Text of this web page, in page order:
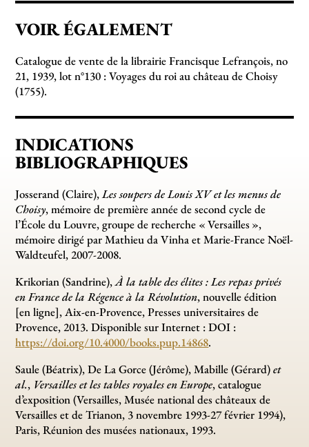
VOIR ÉGALEMENT
Catalogue de vente de la librairie Francisque Lefrançois, no
21, 1939, lot n°130 : Voyages du roi au château de Choisy
(1755).
INDICATIONS
BIBLIOGRAPHIQUES
Josserand (Claire),Les soupers de Louis XV et les menus de
Choisy, mémoire de première année de second cycle de
l’École du Louvre, groupe de recherche «Versailles »,
mémoire dirigé par Mathieu da Vinha et Marie-France Noël-
Waldteufel, 2007-2008.
Krikorian (Sandrine),À la table des élites : Les repas privés
en France de la Régence à la Révolution, nouvelle édition
[en ligne], Aix-en-Provence, Presses universitaires de
Provence, 2013. Disponible sur Internet : DOI :
https://doi.org/10.4000/books.pup.14868.
Saule (Béatrix), De La Gorce (Jérôme), Mabille (Gérard)et
al., Versailles et les tables royales en Europe, catalogue
d’exposition (Versailles, Musée national des châteaux de
Versailles et de Trianon, 3 novembre 1993-27 février 1994),
Paris, Réunion des musées nationaux, 1993.